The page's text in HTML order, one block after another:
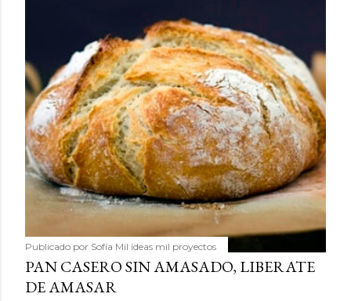
Publicado por Sofía Mil ideas mil proyectos
PAN CASERO SIN AMASADO, LIBERATE
DE AMASAR